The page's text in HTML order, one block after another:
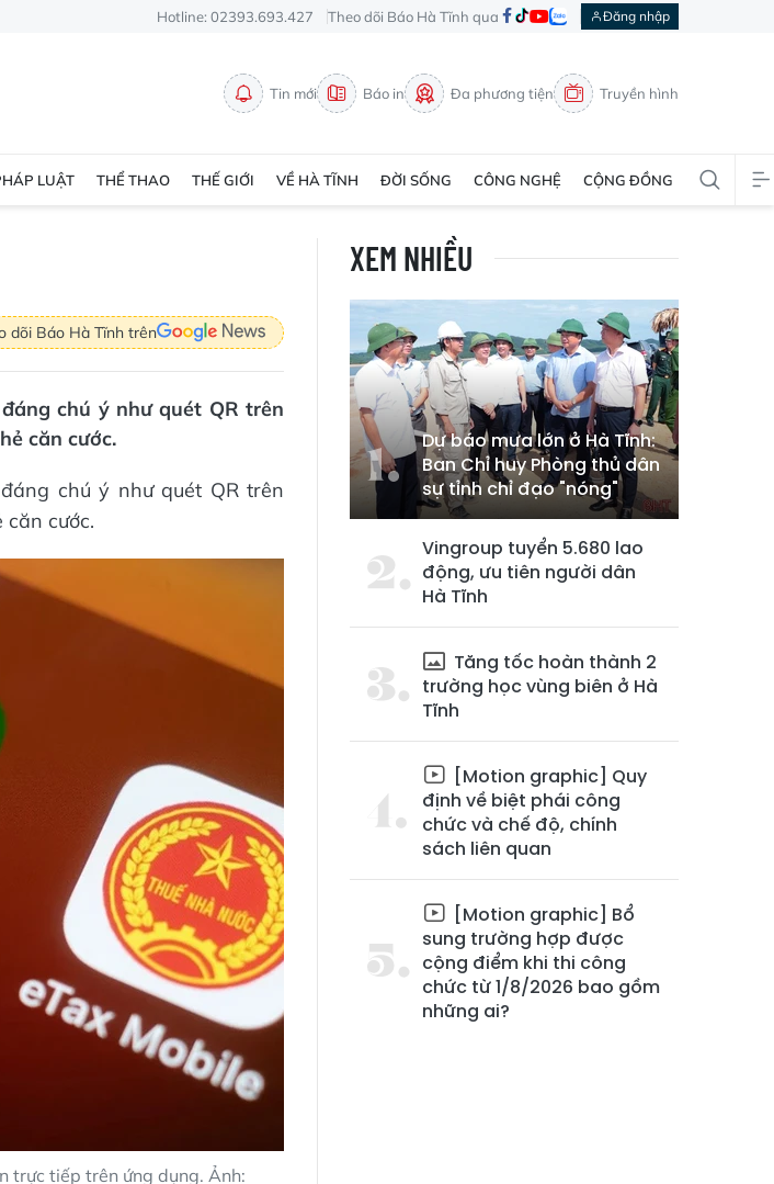
Hotline: 02393.693.427 Theo dõi Báo Hà Tĩnh qua Đăng nhập
Tin mới Báo in Đa phương tiện Truyền hình
LUẬT THỂ THAO THẾ GIỚI VỀ HÀ TĨNH ĐỜI SỐNG CÔNG NGHỆ CỘNG ĐỒNG
dõi Báo Hà Tĩnh trên
chú ý như quét QR trên
căn cước.
chú ý như quét QR trên
cước.
trực tiếp trên ứng dụng. Ảnh:
XEM NHIỀU
Dự báo mưa lớn ở Hà Tĩnh:
Ban Chỉ huy Phòng thủ dân
sự tỉnh chỉ đạo "nóng"
Vingroup tuyển 5.680 lao
động, ưu tiên người dân
Hà Tĩnh
Tăng tốc hoàn thành 2
trường học vùng biên ở Hà
Tĩnh
[Motion graphic] Quy
định về biệt phái công
chức và chế độ, chính
sách liên quan
[Motion graphic] Bổ
sung trường hợp được
cộng điểm khi thi công
chức từ 1/8/2026 bao gồm
những ai?